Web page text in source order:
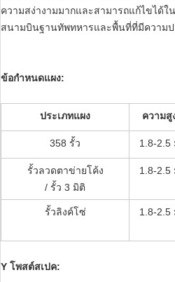
ความสง่างามมากและสามารถแก้ไขได้
สนามบินฐานทัพทหารและพื้นที่ที่มีความ
ข้อกำหนดแผง:
ประเภทแผง ความสู
358 รั้ว 1.8-2.5
รั้วลวดตาข่ายโค้ง
/ รั้ว 3 มิติ
1.8-2.5
รั้วลิงค์โซ่ 1.8-2.5
Y โพสต์สเปค: